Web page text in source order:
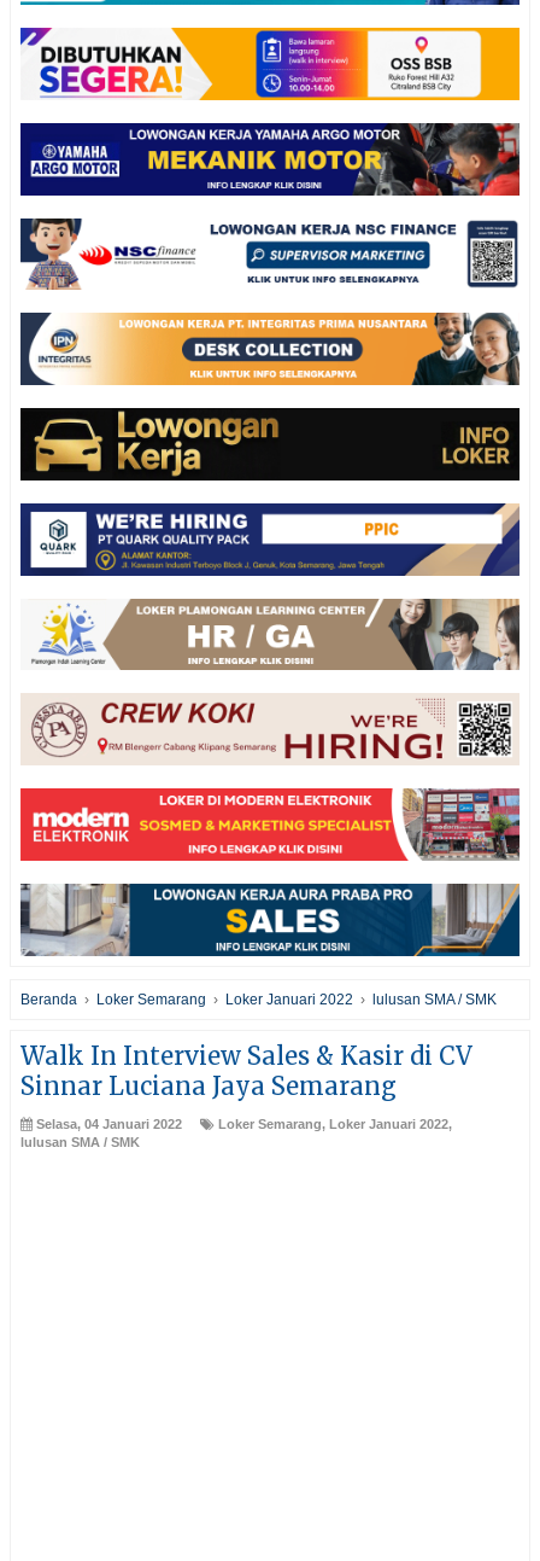
Beranda › Loker Semarang › Loker Januari 2022 › lulusan SMA / SMK
Walk In Interview Sales & Kasir di CV
Sinnar Luciana Jaya Semarang
Selasa, 04 Januari 2022 Loker Semarang, Loker Januari 2022,
lulusan SMA / SMK